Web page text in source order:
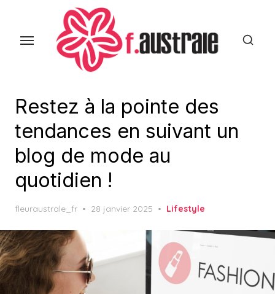
Restez à la pointe des
tendances en suivant un
blog de mode au
quotidien !
fleuraustrale_fr
Posted
28 janvier 2025 Lifestyle